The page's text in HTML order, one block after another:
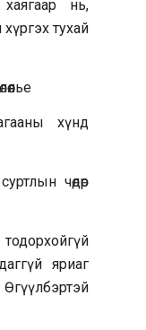
хаягаар нь,
тухай
хүнд
чөдөр
яриаг